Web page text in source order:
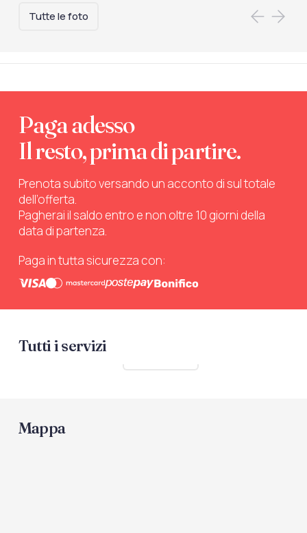
Tutte le foto
Paga adesso
Il resto, prima di partire.
Prenota subito versando un acconto di sul totale
dell’offerta.
Pagherai il saldo entro e non oltre 10 giorni della
data di partenza.
Paga in tutta sicurezza con:
Tutti i servizi
Mappa